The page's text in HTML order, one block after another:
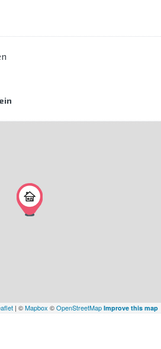
| ©Mapbox ©OpenStreetMap Improve this map